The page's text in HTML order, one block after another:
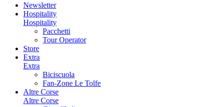
Newsletter
Hospitality
Hospitality
Pacchetti
Tour Operator
Store
Extra
Extra
Biciscuola
Fan-Zone Le Tolfe
Altre Corse
Altre Corse